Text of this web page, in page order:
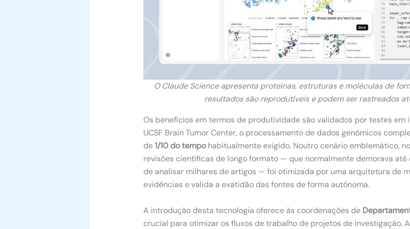
O Claude Science apresenta proteínas, estruturas e moléculas de
resultados são reprodutíveis e podem ser rastreados
Os benefícios em termos de produtividade são validados por testes em
UCSF Brain Tumor Center, o processamento de dados genómicos
de1/10 do tempohabitualmente exigido. Noutro cenário emblemático,
revisões científicas de longo formato — que normalmente demorava até
de analisar milhares de artigos — foi otimizada por uma arquitetura de
evidências e valida a exatidão das fontes de forma autónoma.
A introdução desta tecnologia oferece às coordenações de
crucial para otimizar os fluxos de trabalho de projetos de investigação.